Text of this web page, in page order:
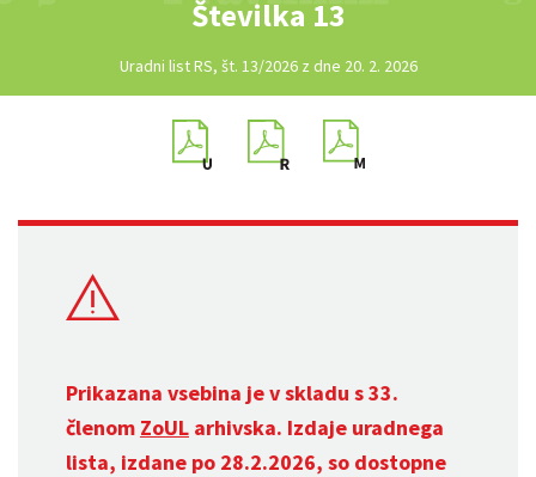
Številka 13
Uradni list RS, št. 13/2026 z dne 20. 2. 2026
Prikazana vsebina je v skladu s 33.
členom ZoUL arhivska. Izdaje uradnega
lista, izdane po 28.2.2026, so dostopne